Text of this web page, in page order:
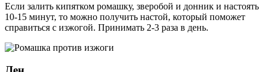
Если залить кипятком ромашку, зверобой и донник и настоять
10-15 минут, то можно получить настой, который поможет
справиться с изжогой. Принимать 2-3 раза в день.